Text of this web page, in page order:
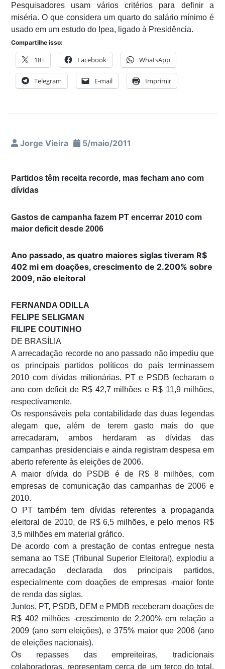
Pesquisadores usam vários critérios para definir a
miséria. O que considera um quarto do salário mínimo é
usado em um estudo do Ipea, ligado à Presidência.
Compartilhe isso:
18+ Facebook WhatsApp
Telegram E-mail Imprimir
Jorge Vieira 5/maio/2011
Partidos têm receita recorde, mas fecham ano com
dívidas
Gastos de campanha fazem PT encerrar 2010 com
maior deficit desde 2006
Ano passado, as quatro maiores siglas tiveram R$
402 mi em doações, crescimento de 2.200% sobre
2009, não eleitoral
FERNANDA ODILLA
FELIPE SELIGMAN
FILIPE COUTINHO
DE BRASÍLIA
A arrecadação recorde no ano passado não impediu que
os principais partidos políticos do país terminassem
2010 com dívidas milionárias. PT e PSDB fecharam o
ano com deficit de R$ 42,7 milhões e R$ 11,9 milhões,
respectivamente.
Os responsáveis pela contabilidade das duas legendas
alegam que, além de terem gasto mais do que
arrecadaram, ambos herdaram as dívidas das
campanhas presidenciais e ainda registram despesa em
aberto referente às eleições de 2006.
A maior dívida do PSDB é de R$ 8 milhões, com
empresas de comunicação das campanhas de 2006 e
2010.
O PT também tem dívidas referentes a propaganda
eleitoral de 2010, de R$ 6,5 milhões, e pelo menos R$
3,5 milhões em material gráfico.
De acordo com a prestação de contas entregue nesta
semana ao TSE (Tribunal Superior Eleitoral), explodiu a
arrecadação declarada dos principais partidos,
especialmente com doações de empresas -maior fonte
de renda das siglas.
Juntos, PT, PSDB, DEM e PMDB receberam doações de
R$ 402 milhões -crescimento de 2.200% em relação a
2009 (ano sem eleições), e 375% maior que 2006 (ano
de eleições nacionais).
Os repasses das empreiteiras, tradicionais
colaboradoras, representam cerca de um terço do total.